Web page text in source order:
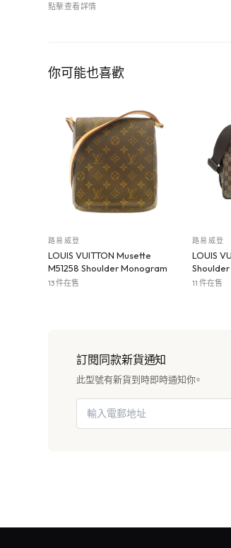
點擊查看詳情
你可能也喜歡
路易威登
LOUIS VUITTON Musette
M51258 Shoulder Monogram
13 件在售
路易威登
LOUIS
11 件在售
訂閱同款新貨通知
此型號有新貨到時即時通知你。